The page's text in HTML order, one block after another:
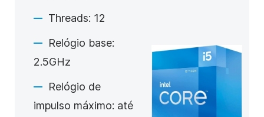
Threads: 12
Relógio base:
2.5GHz
Relógio de
impulso máximo: até